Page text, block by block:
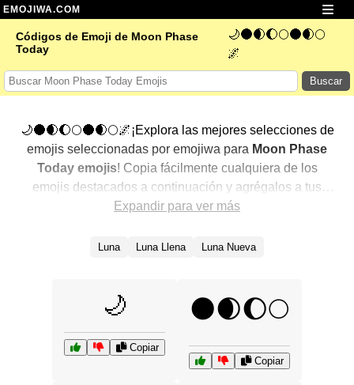
EMOJIWA.COM
Códigos de Emoji de Moon Phase
Today
🌙🌑🌒🌔🌕🌑🌒🌕
🌌
Buscar
🌙🌑🌒🌔🌕🌑🌒🌕🌌¡Explora las mejores selecciones de
emojis seleccionadas por emojiwa para Moon Phase
Today emojis! Copia fácilmente cualquiera de los
emojis destacados a continuación y agrégalos a tus
conversaciones para un toque personalizado. Hemos
mostrando primero los más populares. ¿Buscas más?
Expandir para ver más
Luna Luna Llena Luna Nueva
🌙
Copiar
🌑🌒🌔🌕
Copiar